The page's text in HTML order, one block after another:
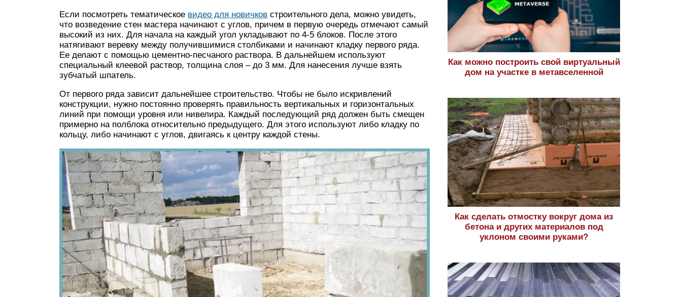
Если посмотреть тематическое видео для новичков строительного дела, можно увидеть,
что возведение стен мастера начинают с углов, причем в первую очередь отмечают самый
высокий из них. Для начала на каждый угол укладывают по 4-5 блоков. После этого
натягивают веревку между получившимися столбиками и начинают кладку первого ряда.
Ее делают с помощью цементно-песчаного раствора. В дальнейшем используют
специальный клеевой раствор, толщина слоя – до 3 мм. Для нанесения лучше взять
зубчатый шпатель.
От первого ряда зависит дальнейшее строительство. Чтобы не было искривлений
конструкции, нужно постоянно проверять правильность вертикальных и горизонтальных
линий при помощи уровня или нивелира. Каждый последующий ряд должен быть смещен
примерно на полблока относительно предыдущего. Для этого используют либо кладку по
кольцу, либо начинают с углов, двигаясь к центру каждой стены.
Как можно построить свой виртуальный
дом на участке в метавселенной
Как сделать отмостку вокруг дома из
бетона и других материалов под
уклоном своими руками?